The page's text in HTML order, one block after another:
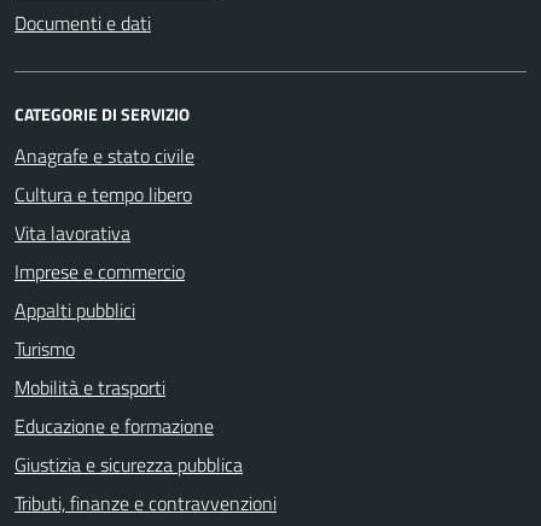
Documenti e dati
CATEGORIE DI SERVIZIO
Anagrafe e stato civile
Cultura e tempo libero
Vita lavorativa
Imprese e commercio
Appalti pubblici
Turismo
Mobilità e trasporti
Educazione e formazione
Giustizia e sicurezza pubblica
Tributi, finanze e contravvenzioni